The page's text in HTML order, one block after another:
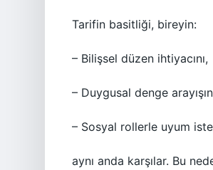
Tarifin basitliği, bireyin:
– Bilişsel düzen ihtiyacını,
– Duygusal denge
– Sosyal rollerle uyum
aynı anda karşılar. Bu